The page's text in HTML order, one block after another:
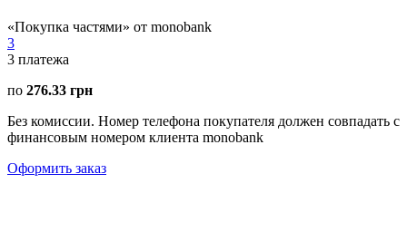
«Покупка частями» от monobank
3
3 платежа
по 276.33 грн
Без комиссии. Номер телефона покупателя должен совпадать с
финансовым номером клиента monobank
Оформить заказ